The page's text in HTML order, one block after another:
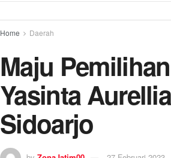
Home Daerah
Maju
Yasinta
Sidoarjo